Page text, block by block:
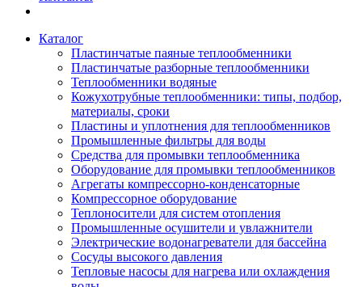
Каталог
Пластинчатые паяные теплообменники
Пластинчатые разборные теплообменники
Теплообменники водяные
Кожухотрубные теплообменники: типы, подбор,
материалы, сроки
Пластины и уплотнения для теплообменников
Промышленные фильтры для воды
Средства для промывки теплообменника
Оборудование для промывки теплообменников
Агрегаты компрессорно-конденсаторные
Компрессорное оборудование
Теплоносители для систем отопления
Промышленные осушители и увлажнители
Электрические водонагреватели для бассейна
Сосуды высокого давления
Тепловые насосы для нагрева или охлаждения